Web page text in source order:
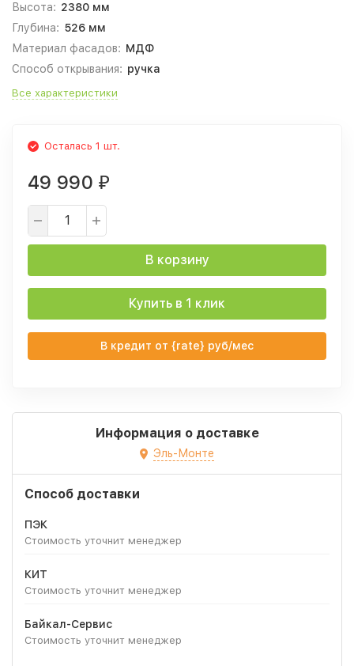
Высота: 2380 мм
Глубина: 526 мм
Материал фасадов: МДФ
Способ открывания: ручка
Все характеристики
Осталась 1 шт.
49 990 ₽
В корзину
Купить в 1 клик
В кредит от {rate} руб/мес
Информация о доставке
Эль-Монте
Способ доставки
ПЭК
Стоимость уточнит менеджер
КИТ
Стоимость уточнит менеджер
Байкал-Сервис
Стоимость уточнит менеджер